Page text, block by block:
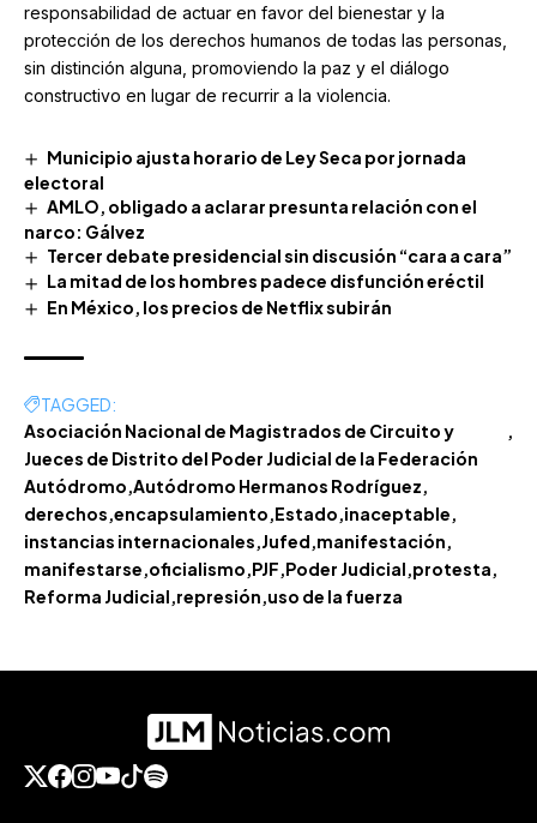
responsabilidad de actuar en favor del bienestar y la
protección de los derechos humanos de todas las personas,
sin distinción alguna, promoviendo la paz y el diálogo
constructivo en lugar de recurrir a la violencia.
Municipio ajusta horario de Ley Seca por jornada
electoral
AMLO, obligado a aclarar presunta relación con el
narco: Gálvez
Tercer debate presidencial sin discusión “cara a cara”
La mitad de los hombres padece disfunción eréctil
En México, los precios de Netflix subirán
TAGGED:
Asociación Nacional de Magistrados de Circuito y
Jueces de Distrito del Poder Judicial de la Federación
Autódromo Autódromo Hermanos Rodríguez
derechos encapsulamiento Estado inaceptable
instancias internacionales Jufed manifestación
manifestarse oficialismo PJF Poder Judicial protesta
Reforma Judicial represión uso de la fuerza